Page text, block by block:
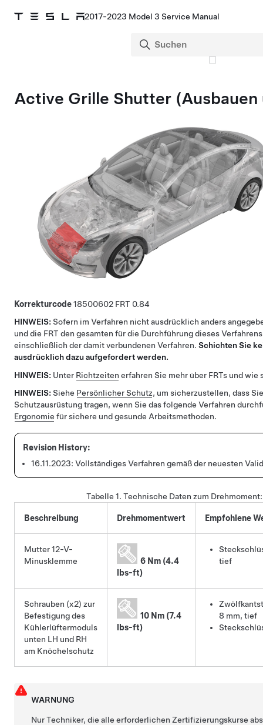
2017-2023 Model 3 Service Manual
Active Grille Shutter (Ausbauen
Korrekturcode18500602
0.84
HINWEIS: Sofern im Verfahren nicht ausdrücklich anders
und die FRT den gesamten für die Durchführung dieses
einschließlich der damit verbundenen Verfahren. Schichten Sie
ausdrücklich dazu aufgefordert werden.
HINWEIS: Unter Richtzeiten erfahren Sie mehr über FRTs und
HINWEIS: Siehe Persönlicher Schutz, um sicherzustellen, dass
Schutzausrüstung tragen, wenn Sie das folgende Verfahren
Ergonomie für sichere und gesunde Arbeitsmethoden.
16.11.2023: Vollständiges Verfahren gemäß der neuesten
Tabelle 1. Technische Daten zum Drehmoment
Beschreibung Drehmomentwert Empfohlene
Mutter 12-V-
Minusklemme
6 Nm (4.4
lbs-ft)
tief
Schrauben (x2) zur
Befestigung des
Kühlerlüftermoduls
unten LH und RH
am Knöchelschutz
10 Nm (7.4
lbs-ft)
8 mm, tief
WARNUNG
Nur Techniker, die alle erforderlichen Zertifizierungskurse